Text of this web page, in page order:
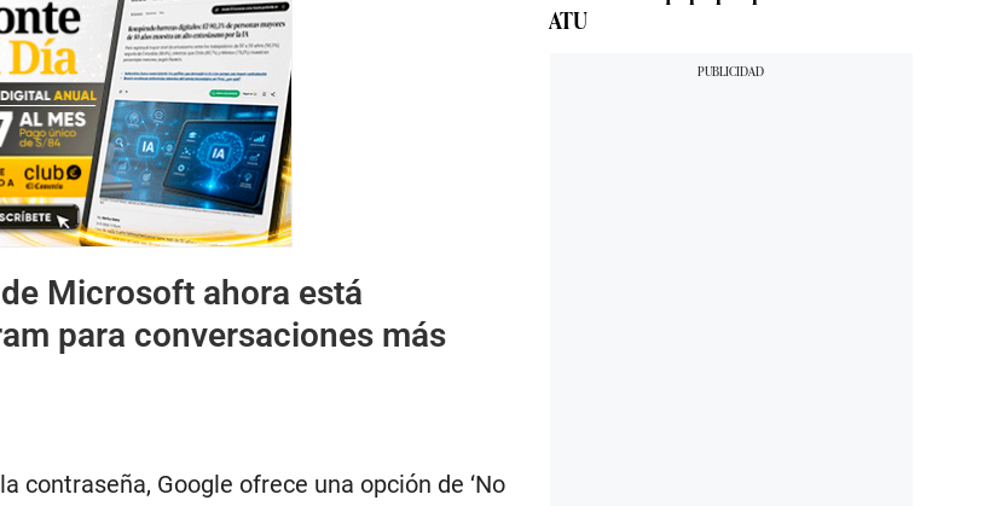
Microsoft ahora está
para conversaciones más
contraseña, Google ofrece una opción de ‘No
ATU